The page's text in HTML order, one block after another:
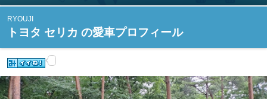
RYOUJI
トヨタ セリカ の愛車プロフィール